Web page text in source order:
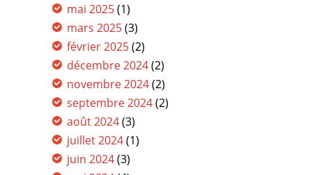
mai 2025(1)
mars 2025(3)
février 2025(2)
décembre 2024(2)
novembre 2024(2)
septembre 2024(2)
août 2024(3)
juillet 2024(1)
juin 2024(3)